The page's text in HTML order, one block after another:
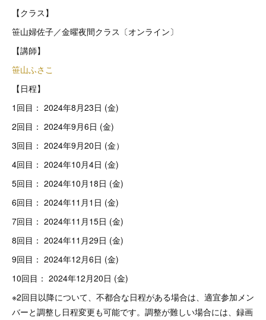
【クラス】
笹山婦佐子／金曜夜間クラス〔オンライン〕
【講師】
笹山ふさこ
【日程】
1回目： 2024年8月23日 (金)
2回目： 2024年9月6日 (金)
3回目： 2024年9月20日 (金）
4回目： 2024年10月4日 (金)
5回目： 2024年10月18日 (金)
6回目： 2024年11月1日 (金)
7回目： 2024年11月15日 (金)
8回目： 2024年11月29日 (金)
9回目： 2024年12月6日 (金)
10回目： 2024年12月20日 (金)
※2回目以降について、不都合な日程がある場合は、適宜参加メン
バーと調整し日程変更も可能です。調整が難しい場合には、録画